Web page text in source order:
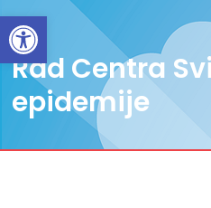
Open toolbar
Rad Centra
epidemije